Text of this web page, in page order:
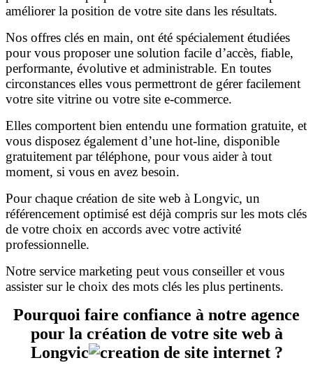
améliorer la position de votre site dans les résultats.
Nos offres clés en main, ont été spécialement étudiées
pour vous proposer une solution facile d’accès, fiable,
performante, évolutive et administrable. En toutes
circonstances elles vous permettront de gérer facilement
votre site vitrine ou votre site e-commerce.
Elles comportent bien entendu une formation gratuite, et
vous disposez également d’une hot-line, disponible
gratuitement par téléphone, pour vous aider à tout
moment, si vous en avez besoin.
Pour chaque création de site web à Longvic, un
référencement optimisé est déjà compris sur les mots clés
de votre choix en accords avec votre activité
professionnelle.
Notre service marketing peut vous conseiller et vous
assister sur le choix des mots clés les plus pertinents.
Pourquoi faire confiance à notre agence
pour la création de votre site web à
Longvic
?